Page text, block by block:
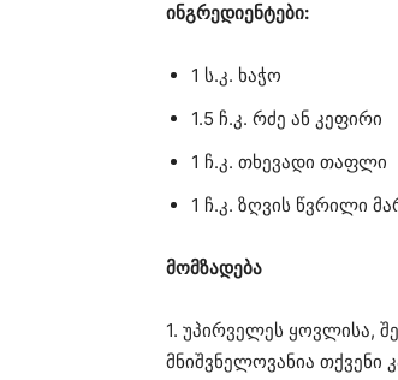
ინგრედიენტები:
1 ს.კ. ხაჭო
1.5 ჩ.კ. რძე ან კეფირი
1 ჩ.კ. თხევადი თაფლი
1 ჩ.კ. ზღვის წვრილი
მომზადება
1. უპირველეს ყოვლისა,
მნიშვნელოვანია თქვენი